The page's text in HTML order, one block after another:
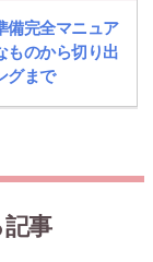
備完全マニュア
ものから切り出
グまで
事